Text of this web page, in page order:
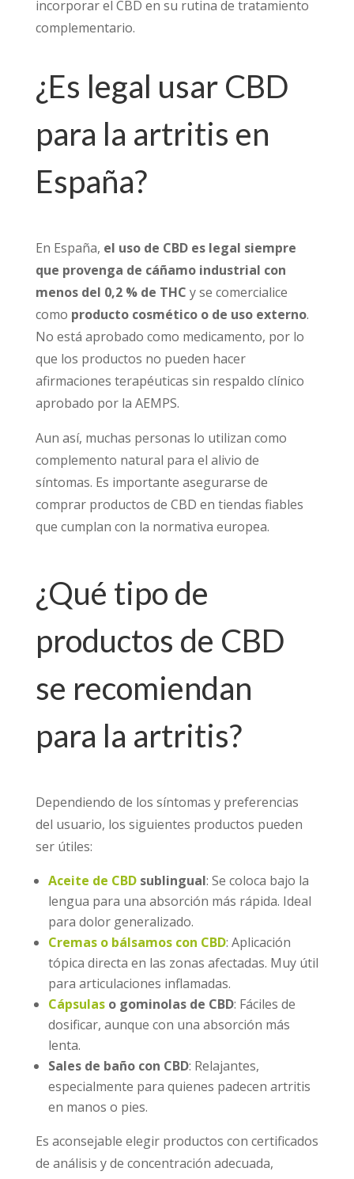
incorporar el CBD en su rutina de tratamiento
complementario.
¿Es legal usar CBD
para la artritis en
España?
En España, el uso de CBD es legal siempre
que provenga de cáñamo industrial con
menos del 0,2 % de THC y se comercialice
como producto cosmético o de uso externo.
No está aprobado como medicamento, por lo
que los productos no pueden hacer
afirmaciones terapéuticas sin respaldo clínico
aprobado por la AEMPS.
Aun así, muchas personas lo utilizan como
complemento natural para el alivio de
síntomas. Es importante asegurarse de
comprar productos de CBD en tiendas fiables
que cumplan con la normativa europea.
¿Qué tipo de
productos de CBD
se recomiendan
para la artritis?
Dependiendo de los síntomas y preferencias
del usuario, los siguientes productos pueden
ser útiles:
Aceite de CBDsublingual: Se coloca bajo la
lengua para una absorción más rápida. Ideal
para dolor generalizado.
Cremas o bálsamos con CBD: Aplicación
tópica directa en las zonas afectadas. Muy útil
para articulaciones inflamadas.
Cápsulaso gominolas de CBD: Fáciles de
dosificar, aunque con una absorción más
lenta.
Sales de baño con CBD: Relajantes,
especialmente para quienes padecen artritis
en manos o pies.
Es aconsejable elegir productos con certificados
de análisis y de concentración adecuada,